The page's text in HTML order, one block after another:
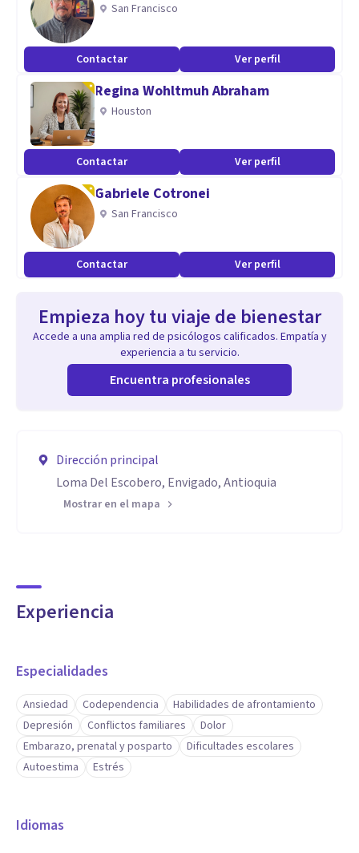
San Francisco
Contactar Ver perfil
Regina Wohltmuh Abraham
Houston
Contactar Ver perfil
Gabriele Cotronei
San Francisco
Contactar Ver perfil
Empieza hoy tu viaje de bienestar
Accede a una amplia red de psicólogos calificados. Empatía y
experiencia a tu servicio.
Encuentra profesionales
Dirección principal
Loma Del Escobero, Envigado, Antioquia
Mostrar en el mapa
Experiencia
Especialidades
Ansiedad Codependencia
Habilidades de afrontamiento
Depresión
Conflictos familiares
Dolor
Embarazo, prenatal y posparto
Dificultades escolares
Autoestima
Estrés
Idiomas